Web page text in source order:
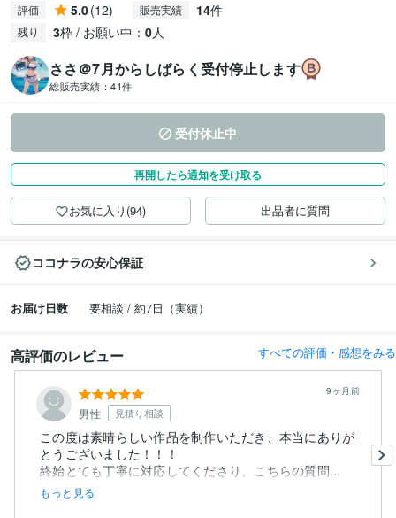
評価 5.0(12) 販売実績 14件
残り 3枠 / お願い中： 0人
ささ＠7月からしばらく受付停止します
総販売実績： 41件
受付休止中
再開したら通知を受け取る
お気に入り(94) 出品者に質問
ココナラの安心保証
お届け日数 要相談 / 約7日（実績）
高評価のレビュー すべての評価・感想をみる
男性 見積り相談
9ヶ月前
この度は素晴らしい作品を制作いただき、本当にありが
とうございました！！！
終始とても丁寧に対応してくださり、こちらの質問...
もっと見る